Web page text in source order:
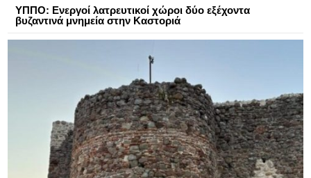
ΥΠΠΟ: Ενεργοί λατρευτικοί χώροι δύο εξέχοντα
βυζαντινά μνημεία στην Καστοριά